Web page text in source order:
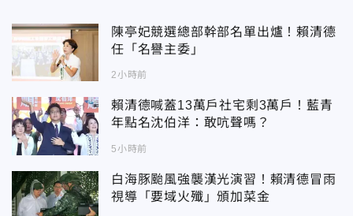
陳亭妃競選總部幹部名單出爐！賴清德
任「名譽主委」
2小時前
賴清德喊蓋13萬戶社宅剩3萬戶！藍青
年點名沈伯洋：敢吭聲嗎？
5小時前
白海豚颱風強襲漢光演習！賴清德冒雨
視導「要域火殲」頒加菜金